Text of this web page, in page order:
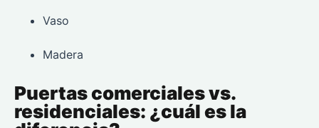
Vaso
Madera
Puertas comerciales vs.
residenciales: ¿cuál es la